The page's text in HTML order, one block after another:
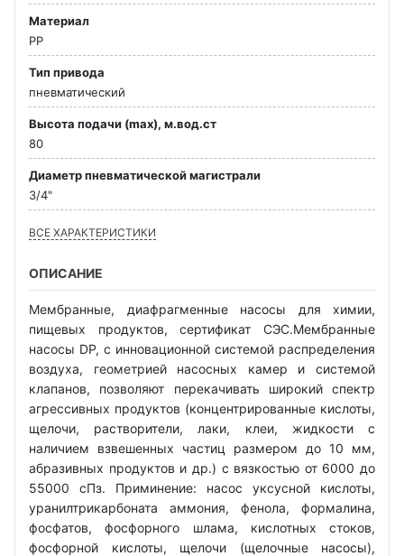
Материал
PP
Тип привода
пневматический
Высота подачи (max), м.вод.ст
80
Диаметр пневматической магистрали
3/4"
ВСЕ ХАРАКТЕРИСТИКИ
ОПИСАНИЕ
Мембранные, диафрагменные насосы для химии,
пищевых продуктов, сертификат СЭС.Мембранные
насосы DP, с инновационной системой распределения
воздуха, геометрией насосных камер и системой
клапанов, позволяют перекачивать широкий спектр
агрессивных продуктов (концентрированные кислоты,
щелочи, растворители, лаки, клеи, жидкости с
наличием взвешенных частиц размером до 10 мм,
абразивных продуктов и др.) с вязкостью от 6000 до
55000 сПз. Приминение: насос уксусной кислоты,
уранилтрикарбоната аммония, фенола, формалина,
фосфатов, фосфорного шлама, кислотных стоков,
фосфорной кислоты, щелочи (щелочные насосы),